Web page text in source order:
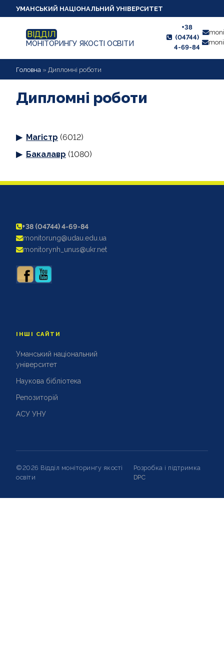
УМАНСЬКИЙ НАЦІОНАЛЬНИЙ УНІВЕРСИТЕТ
ВІДДІЛ
МОНІТОРИНГУ ЯКОСТІ ОСВІТИ
+38
(04744)
4-69-84
НОВИНИ
ПРО ВІДДІЛ
ВИКЛАДАЧУ
АНКЕТУВАННЯ
ДИПЛОМНІ РОБОТИ
АКРЕДИТАЦІЙНІ ЕКСПЕРТИЗИ
АКАДЕМІЧНА ДОБРОЧЕСНІСТЬ
Головна » Дипломні роботи
Дипломні роботи
Магістр (6012)
Бакалавр (1080)
+38 (04744) 4-69-84
monitorung@udau.edu.ua
monitorynh_unus@ukr.net
ІНШІ САЙТИ
Уманський національний
університет
Наукова бібліотека
Репозиторій
АСУ УНУ
©2026 Відділ моніторингу якості
освіти
Розробка і підтримка
DPC